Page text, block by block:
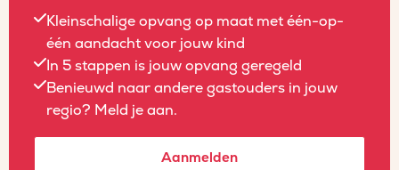
Kleinschalige opvang op maat met één-op-
één aandacht voor jouw kind
In 5 stappen is jouw opvang geregeld
Benieuwd naar andere gastouders in jouw
regio? Meld je aan.
Aanmelden